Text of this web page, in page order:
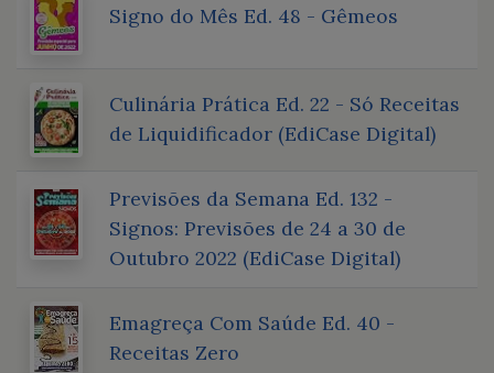
Signo do Mês Ed. 48 - Gêmeos
Culinária Prática Ed. 22 - Só Receitas
de Liquidificador (EdiCase Digital)
Previsões da Semana Ed. 132 -
Signos: Previsões de 24 a 30 de
Outubro 2022 (EdiCase Digital)
Emagreça Com Saúde Ed. 40 -
Receitas Zero